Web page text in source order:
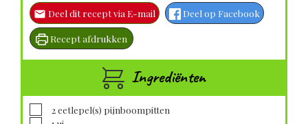
Deel dit recept via E-mail Deel op Facebook
Recept afdrukken
Ingrediënten
▢
2 eetlepel(s) pijnboompitten